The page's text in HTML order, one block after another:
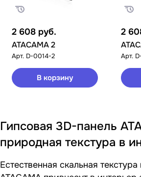
2 608 руб.
ATACAMA 2
Арт. D-0014-2
В корзину
2
Арт.
Гипсовая 3D-панель
природная текстура в
Естественная скальная